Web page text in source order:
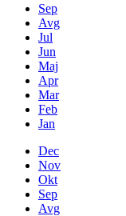
Sep
Avg
Jul
Jun
Maj
Apr
Mar
Feb
Jan
Dec
Nov
Okt
Sep
Avg